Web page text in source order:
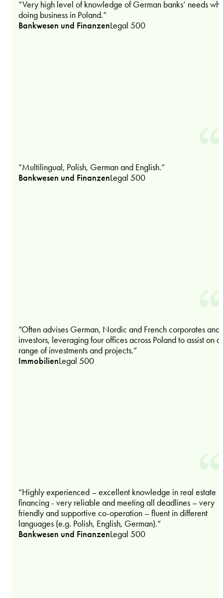
“Very high level of knowledge of German banks’ needs
doing business in Poland.“
Bankwesen und FinanzenLegal 500
“Multilingual, Polish, German and English.“
Bankwesen und FinanzenLegal 500
“Often advises German, Nordic and French corporates and
investors, leveraging four offices across Poland to assist on a
range of investments and projects.“
ImmobilienLegal 500
“Highly experienced – excellent knowledge in real estate
financing - very reliable and meeting all deadlines – very
friendly and supportive co-operation – fluent in different
languages (e.g. Polish, English, German).“
Bankwesen und FinanzenLegal 500